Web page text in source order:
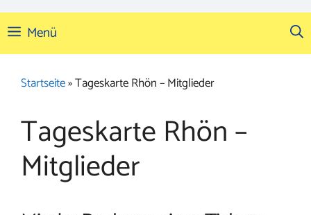
Menü
Startseite»Tageskarte Rhön – Mitglieder
Tageskarte Rhön –
Mitglieder